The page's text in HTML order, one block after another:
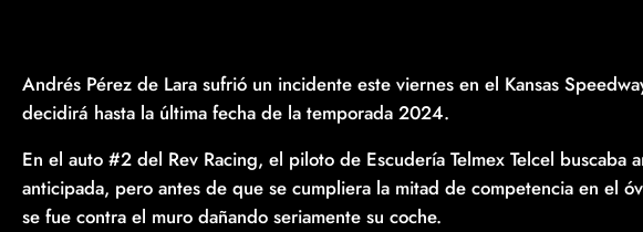
Andrés Pérez de Lara sufrió un incidente este viernes en el Kansas
decidirá hasta la última fecha de la temporada 2024.
En el auto #2 del Rev Racing, el piloto de Escudería Telmex Telcel buscaba
anticipada, pero antes de que se cumpliera la mitad de competencia en el
se fue contra el muro dañando seriamente su coche.